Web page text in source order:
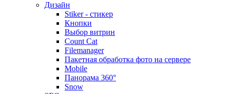
Дизайн
Stiker - стикер
Кнопки
Выбор витрин
Count Cat
Filemanager
Пакетная обработка фото на сервере
Mobile
Панорама 360°
Snow